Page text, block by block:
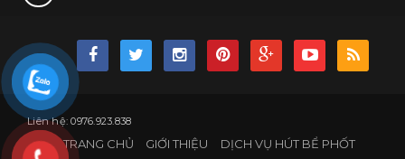
Liên hệ: 0976.923.838
TRANG CHỦ GIỚI THIỆU DỊCH VỤ HÚT BỂ PHỐT